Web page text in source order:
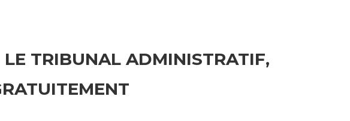
TRIBUNAL ADMINISTRATIF,